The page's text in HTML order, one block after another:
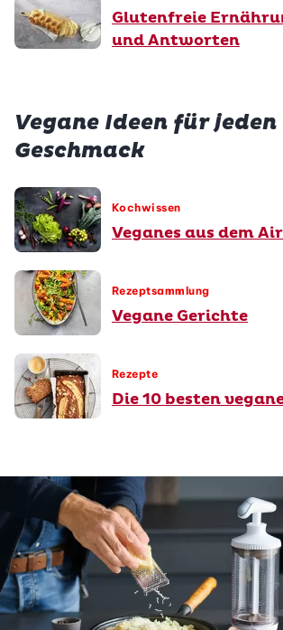
Glutenfreie
und Antworten
Vegane Ideen für jeden
Geschmack
Kochwissen
Veganes aus dem
Rezeptsammlung
Vegane Gerichte
Rezepte
Die 10 besten